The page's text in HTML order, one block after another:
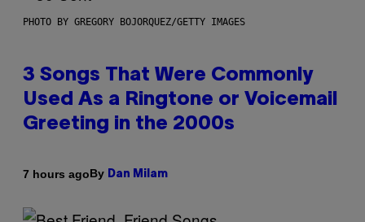
PHOTO BY GREGORY BOJORQUEZ/GETTY IMAGES
3 Songs That Were Commonly
Used As a Ringtone or Voicemail
Greeting in the 2000s
7 hours agoBy Dan Milam